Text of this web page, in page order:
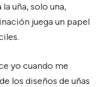
uña, solo una,
juega un papel
yo cuando me
los diseños de uñas